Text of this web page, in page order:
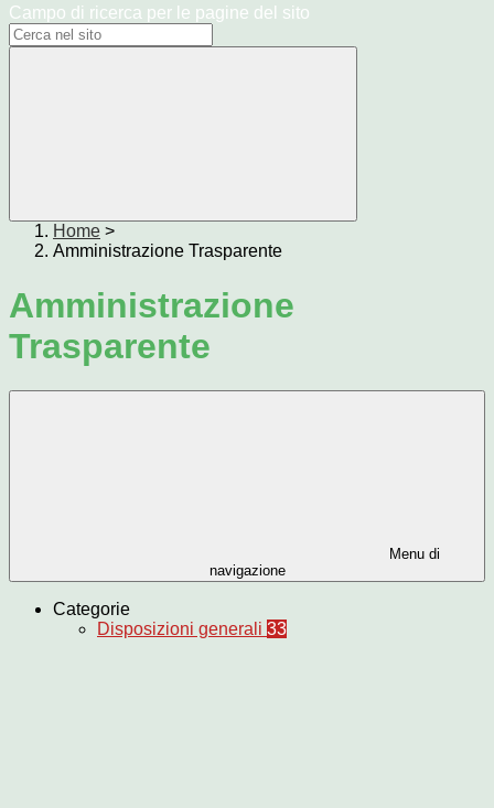
Campo di ricerca per le pagine del sito
Home >
Amministrazione Trasparente
Amministrazione
Trasparente
Menu di
navigazione
Categorie
Disposizioni generali 33